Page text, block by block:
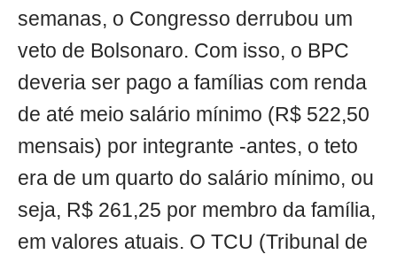
semanas, o Congresso derrubou um
veto de Bolsonaro. Com isso, o BPC
deveria ser pago a famílias com renda
de até meio salário mínimo (R$ 522,50
mensais) por integrante -antes, o teto
era de um quarto do salário mínimo, ou
seja, R$ 261,25 por membro da família,
em valores atuais. O TCU (Tribunal de